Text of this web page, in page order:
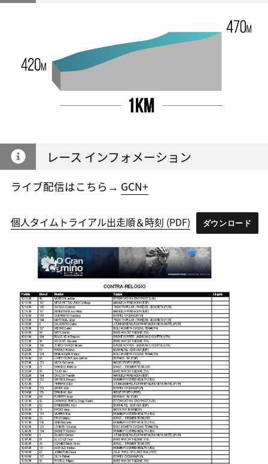
レース インフォメーション
ライブ配信はこちら→ GCN+
個人タイムトライアル出走順＆時刻 (PDF) ダウンロード